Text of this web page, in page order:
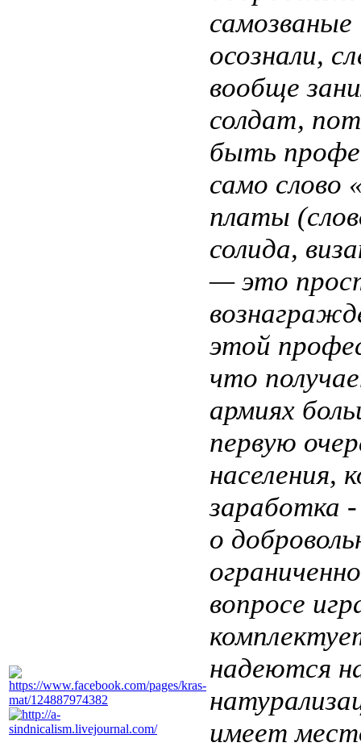
осознали,
вообще
солдат,
быть
само слово
платы
солида,
— это
этой
что
армиях
первую
населения,
заработка
о
вопросе
надеются
имеет